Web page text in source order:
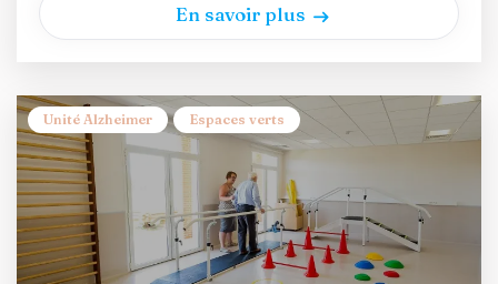
En savoir plus
Unité Alzheimer Espaces verts